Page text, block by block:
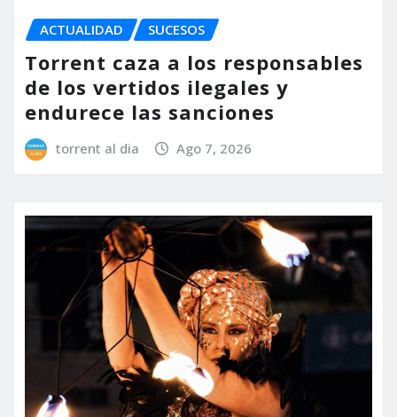
ACTUALIDAD SUCESOS
Torrent caza a los responsables
de los vertidos ilegales y
endurece las sanciones
torrent al dia Ago 7, 2026